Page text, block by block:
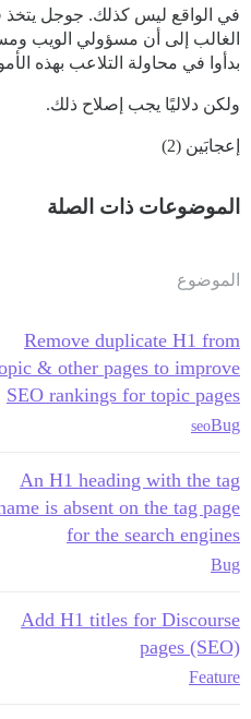
في الواقع ليس كذلك. جوجل يتخذ
الغالب إلى أن مسؤولي الويب
بدأوا في محاولة التلاعب بهذه
ولكن دلاليًا يجب إصلاح ذلك.
إعجابَين (2)
الموضوعات ذات الصلة
الموضوع
Remove duplicate H1 from
& other pages to improve
SEO rankings for topic pages
Bug
seo
An H1 heading with the tag
is absent on the tag page
for the search engines
Bug
Add H1 titles for Discourse
pages (SEO)
Feature